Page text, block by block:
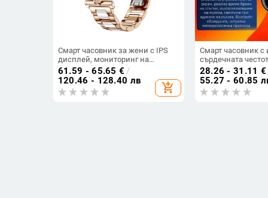
Смарт часовник за жени с IPS
дисплей, мониторинг на
сърдечната честота, измерване
на кислород в кръвта, следене
на съня, водоустойчив
61.59 - 65.65 € /
120.46 - 128.40 лв
add_shopping_cart
Смарт часовник с
сърдечната
налягане и
кислорода в
разговори,
съвместим с iOS
28.26 - 31.11 €
55.27 - 60.85